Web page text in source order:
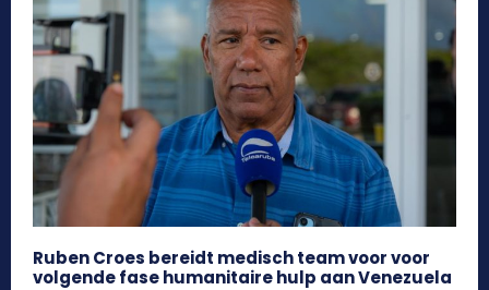
Ruben Croes bereidt medisch team voor voor
volgende fase humanitaire hulp aan Venezuela